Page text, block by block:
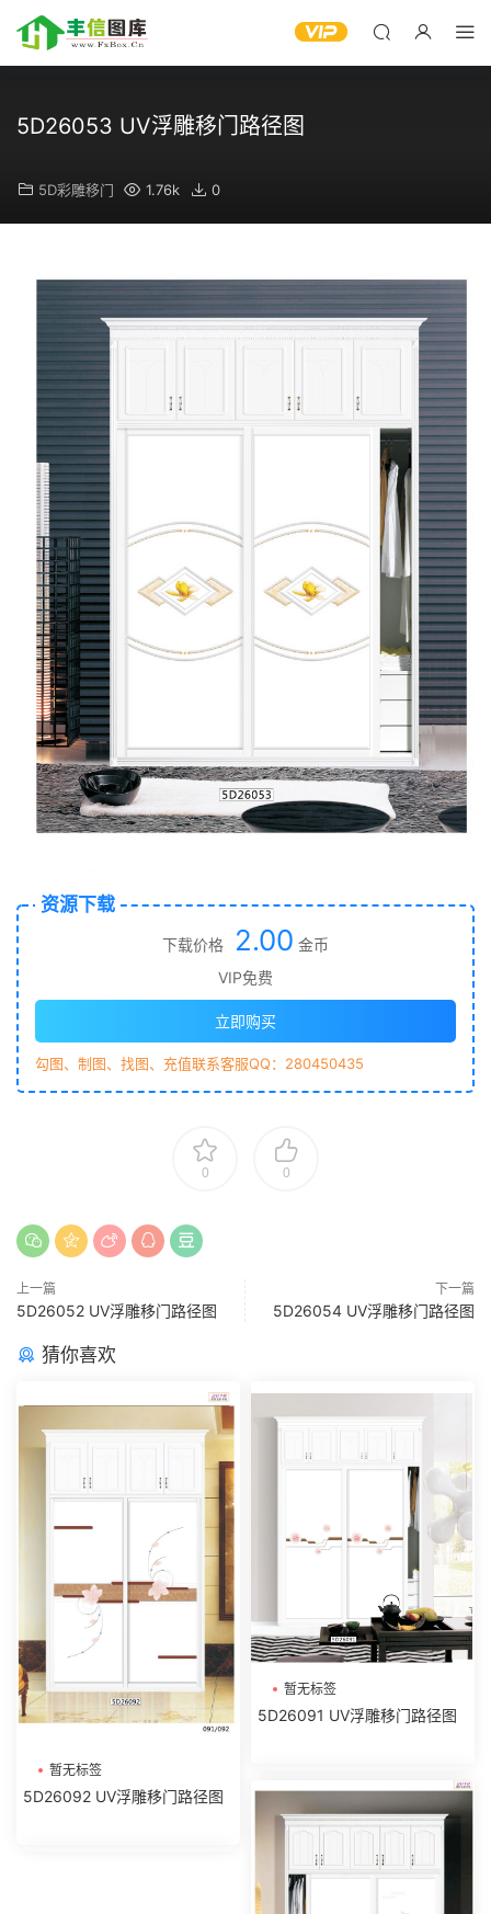
5D26053 UV浮雕移门路径图
5D彩雕移门 1.76k 0
资源下载
下载价格 2.00 金币
VIP免费
立即购买
勾图、制图、找图、充值联系客服QQ：280450435
0 0
上一篇
5D26052 UV浮雕移门路径图
下一篇
5D26054 UV浮雕移门路径图
猜你喜欢
暂无标签
5D26092 UV浮雕移门路径图
暂无标签
5D26091 UV浮雕移门路径图